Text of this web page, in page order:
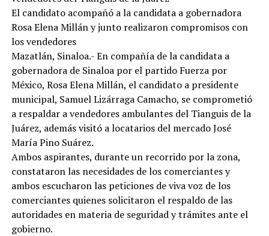
El candidato acompañó a la candidata a gobernadora
Rosa Elena Millán y junto realizaron compromisos con
los vendedores
Mazatlán, Sinaloa.- En compañía de la candidata a
gobernadora de Sinaloa por el partido Fuerza por
México, Rosa Elena Millán, el candidato a presidente
municipal, Samuel Lizárraga Camacho, se comprometió
a respaldar a vendedores ambulantes del Tianguis de la
Juárez, además visitó a locatarios del mercado José
María Pino Suárez.
Ambos aspirantes, durante un recorrido por la zona,
constataron las necesidades de los comerciantes y
ambos escucharon las peticiones de viva voz de los
comerciantes quienes solicitaron el respaldo de las
autoridades en materia de seguridad y trámites ante el
gobierno.